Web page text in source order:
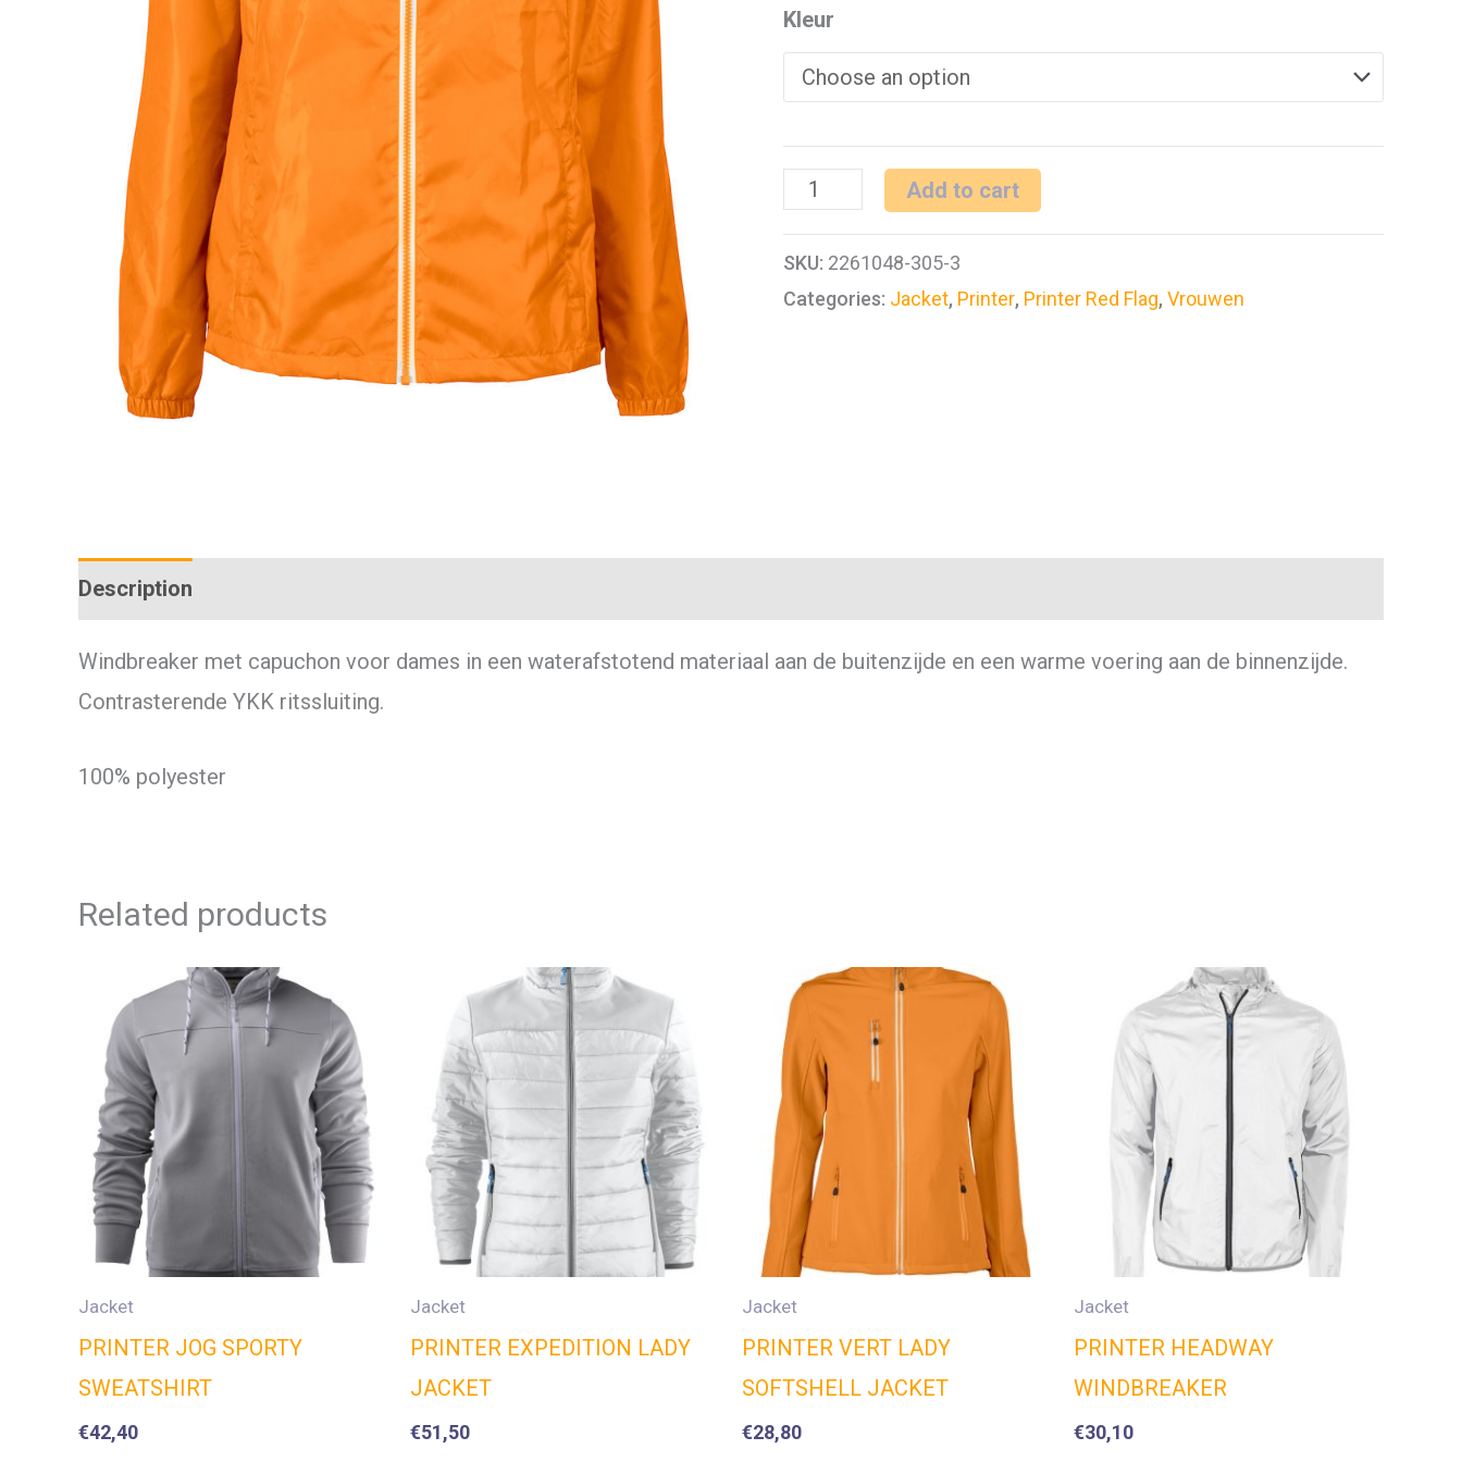
Kleur
PRINTER
FASTPLANT
LADY
WINDBREAKER
Add to cart
SKU: 2261048-305-3
Categories: Jacket, Printer, Printer Red Flag, Vrouwen
Description
Windbreaker met capuchon voor dames in een waterafstotend materiaal aan de buitenzijde en een warme voering aan de binnenzijde.
Contrasterende YKK ritssluiting.
100% polyester
Related products
Jacket
PRINTER JOG SPORTY
SWEATSHIRT
€42,40
Jacket
PRINTER EXPEDITION LADY
JACKET
€51,50
Jacket
PRINTER VERT LADY
SOFTSHELL JACKET
€28,80
Jacket
PRINTER HEADWAY
WINDBREAKER
€30,10